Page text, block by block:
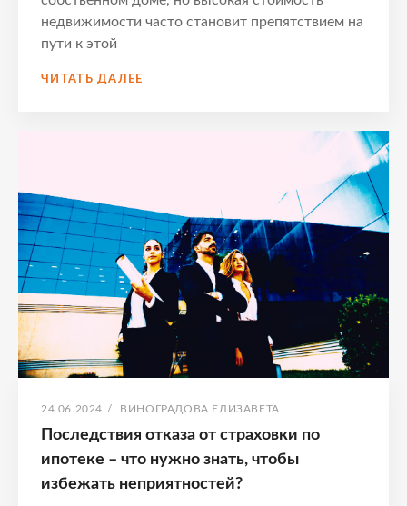
недвижимости часто становит препятствием на
пути к этой
ЧИТАТЬ ДАЛЕЕ
БЕЗ
ЛИШНИХ
ЗАТРАТ?
ОПУБЛИКОВАНО
24.06.2024 / АВТОР:
ВИНОГРАДОВА ЕЛИЗАВЕТА
Последствия отказа от страховки по
ипотеке – что нужно знать, чтобы
избежать неприятностей?